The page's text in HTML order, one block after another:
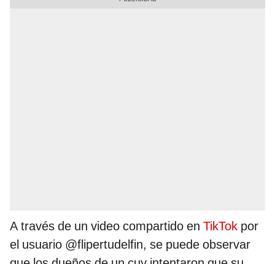
A través de un video compartido en TikTok por
el usuario @flipertudelfin, se puede observar